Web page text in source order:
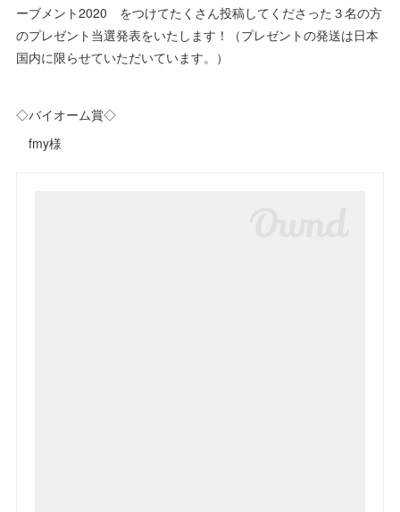
ーブメント2020 をつけてたくさん投稿してくださった３名の方
のプレゼント当選発表をいたします！（プレゼントの発送は日本
国内に限らせていただいています。）
◇バイオーム賞◇
fmy様